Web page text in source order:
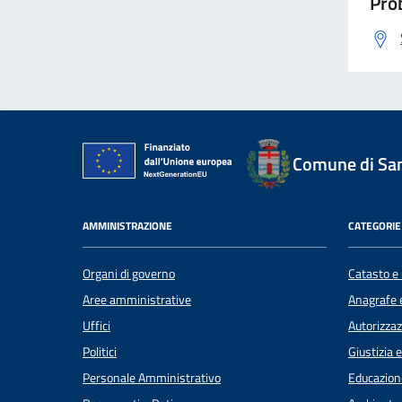
Comune di
AMMINISTRAZIONE
Organi di governo
Aree amministrative
Uffici
Politici
Personale Amministrativo
Catasto
Anagrafe
Giustizia